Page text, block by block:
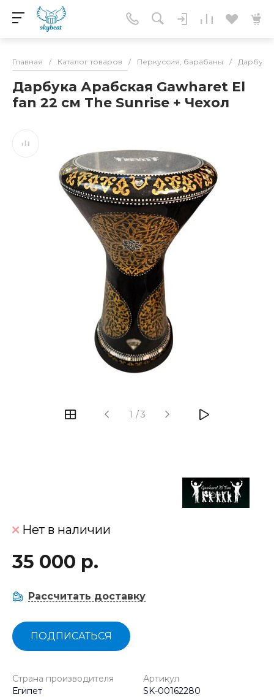
Главная / Каталог товаров / Перкуссия, барабаны /
Дарбука Арабская Gawharet El
fan 22 см The Sunrise + Чехол
1 /3
Нет в наличии
35 000 р.
Рассчитать доставку
ПОДПИСАТЬСЯ
Страна производителя
Египет
Артикул
SK-00162280